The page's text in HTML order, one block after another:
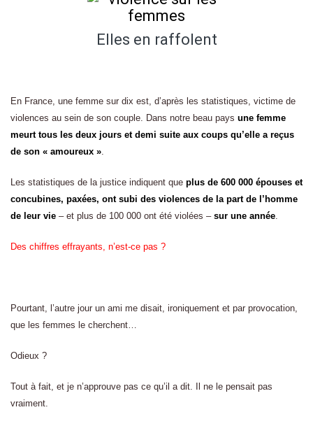
Elles en raffolent
En France, une femme sur dix est, d’après les statistiques, victime de
violences au sein de son couple. Dans notre beau pays une femme
meurt tous les deux jours et demi suite aux coups qu’elle a reçus
de son « amoureux ».
Les statistiques de la justice indiquent que plus de 600 000 épouses et
concubines, paxées, ont subi des violences de la part de l’homme
de leur vie – et plus de 100 000 ont été violées – sur une année.
Des chiffres effrayants, n’est-ce pas ?
Pourtant, l’autre jour un ami me disait, ironiquement et par provocation,
que les femmes le cherchent…
Odieux ?
Tout à fait, et je n’approuve pas ce qu’il a dit. Il ne le pensait pas
vraiment.